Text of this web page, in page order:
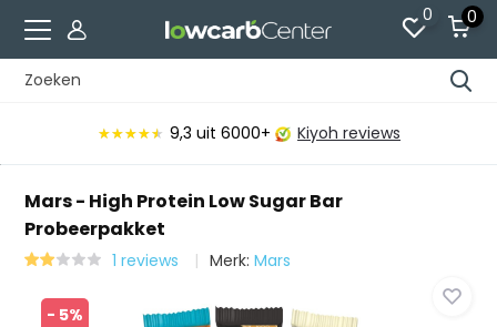
0 0
★★★★★
★★★★★ 9,3 uit 6000+ Kiyoh reviews
Mars - High Protein Low Sugar Bar
Probeerpakket
1 reviews Merk:Mars
- 5%